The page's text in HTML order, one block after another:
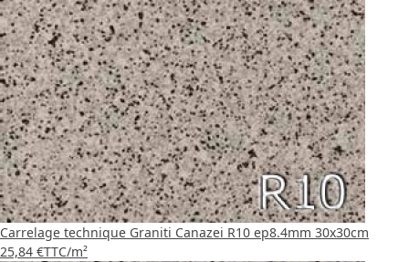
Carrelage technique Graniti Canazei R10 ep8.4mm 30x30cm
25,84 €TTC/m²